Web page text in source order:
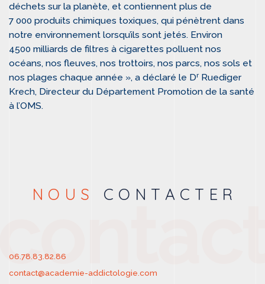
déchets sur la planète, et contiennent plus de
7 000 produits chimiques toxiques, qui pénètrent dans
notre environnement lorsqu’ils sont jetés. Environ
4500 milliards de filtres à cigarettes polluent nos
océans, nos fleuves, nos trottoirs, nos parcs, nos sols et
nos plages chaque année », a déclaré le DrRuediger
Krech, Directeur du Département Promotion de la santé
à l’OMS.
NOUS CONTACTER
06.78.83.82.86
contact@academie-addictologie.com